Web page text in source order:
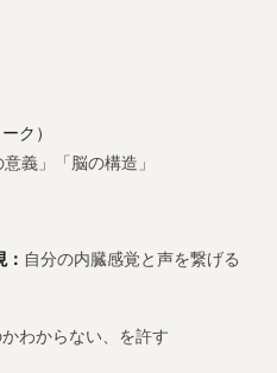
ク）
意義」「脳の構造」
自分の内臓感覚と声を繋げる
わからない、を許す